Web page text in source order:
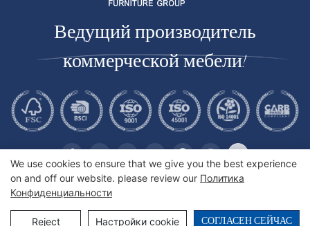
Ведущий производитель
коммерческой мебели!
Copyright © 2026 Gcon Furniture Group Co., Ltd. | Sitemap
We use cookies to ensure that we give you the best experience
on and off our website. please review our Политика
Конфиденциальности
Reject Настройки cookie СОГЛАСЕН СЕЙЧАС